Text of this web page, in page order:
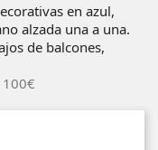
en azul,
alzada una a una.
de balcones,